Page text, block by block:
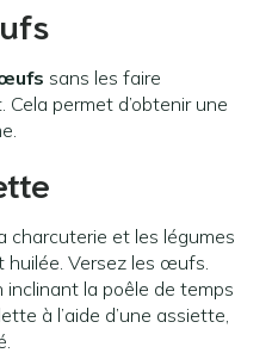
sans les faire
permet d’obtenir une
charcuterie et les légumes
huilée. Versez les œufs.
inclinant la poêle de temps
à l’aide d’une assiette,